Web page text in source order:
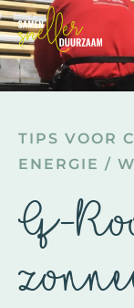
TIPS VOOR
ENERGIE /
Q-